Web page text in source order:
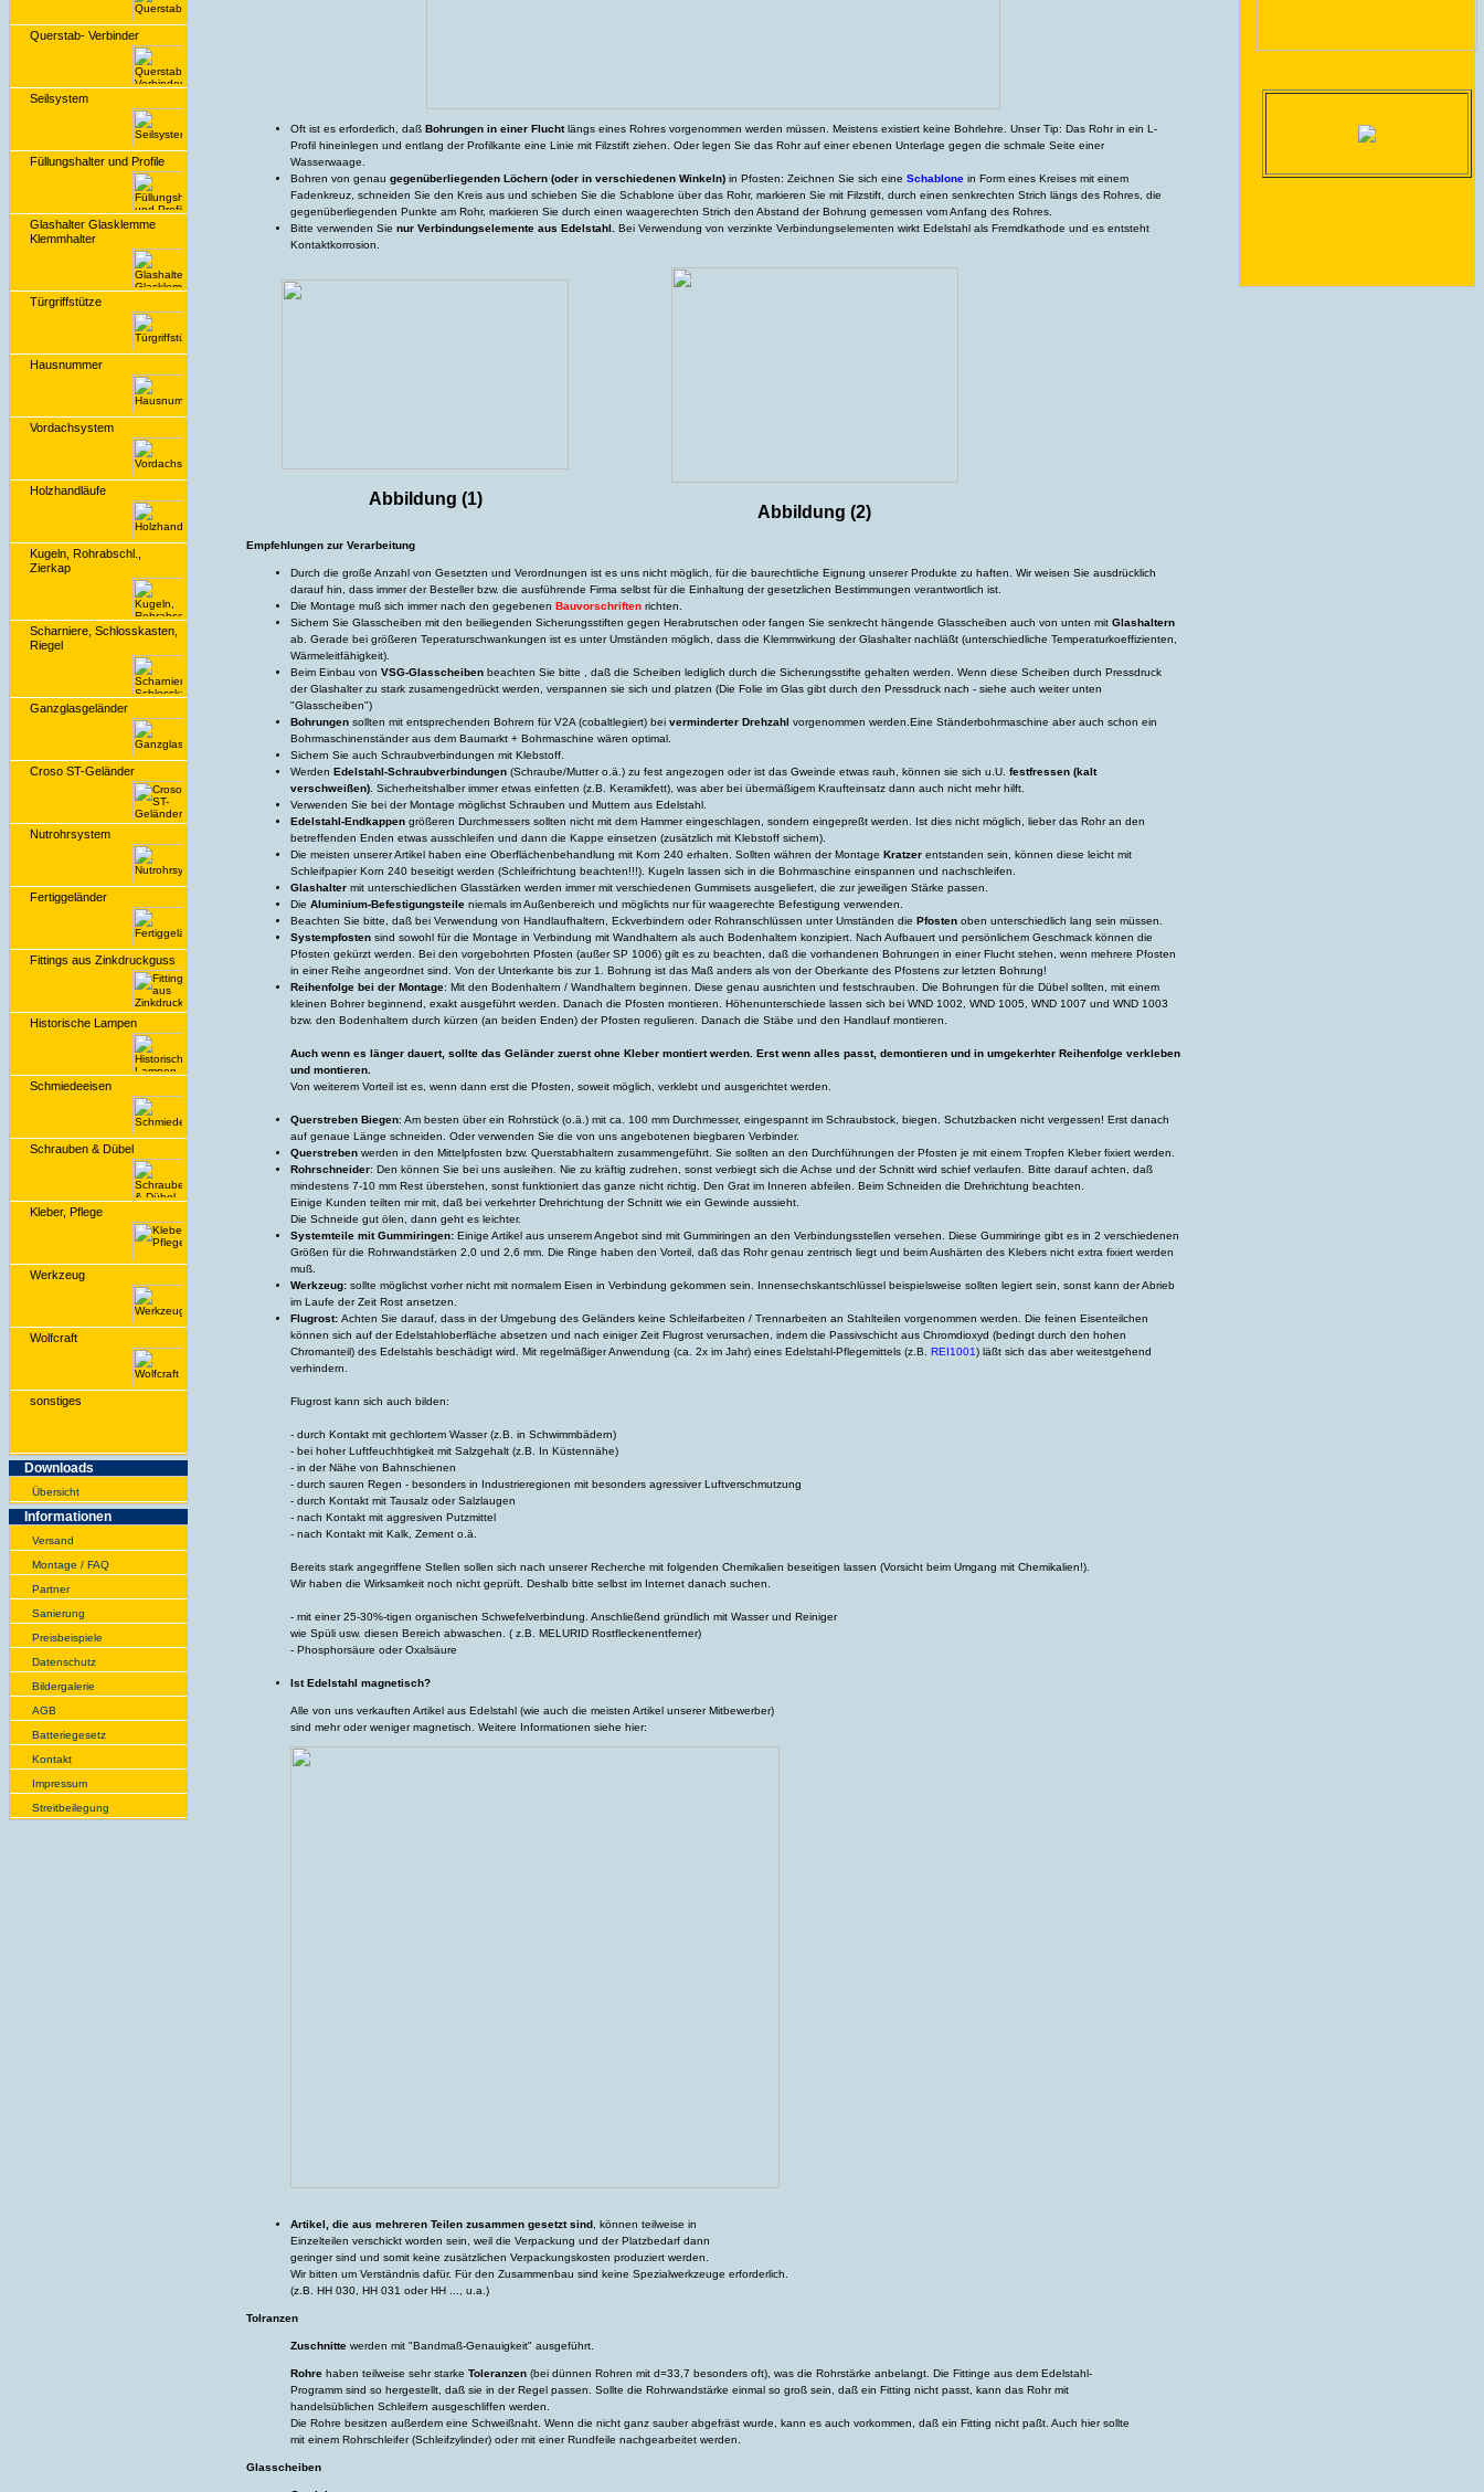
Querstab- Verbinder
Seilsystem
Füllungshalter und Profile
Glashalter Glasklemme
Klemmhalter
Türgriffstütze
Hausnummer
Vordachsystem
Holzhandläufe
Kugeln, Rohrabschl.,
Zierkap
Scharniere, Schlosskasten,
Riegel
Ganzglasgeländer
Croso ST-Geländer
Nutrohrsystem
Fertiggeländer
Fittings aus Zinkdruckguss
Historische Lampen
Schmiedeeisen
Schrauben & Dübel
Kleber, Pflege
Werkzeug
Wolfcraft
sonstiges
Downloads
Übersicht
Infor­ma­tionen
Versand
Montage / FAQ
Partner
Sanie­rung
Preis­beispiele
Daten­schutz
Bilder­galerie
AGB
Batte­rie­gesetz
Kontakt
Impres­sum
Streit­bei­legung
Oft ist es erforderlich, daß Bohrungen in einer Fluchtlängs eines Rohres vorgenommen werden müssen. Meistens existiert keine Bohrlehre. Unser Tip: Das Rohr in ein L-
Profil hineinlegen und entlang der Profilkante eine Linie mit Filzstift ziehen. Oder legen Sie das Rohr auf einer ebenen Unterlage gegen die schmale Seite einer
Wasserwaage.
Bohren von genau gegenüberliegenden Löchern (oder in verschiedenen Winkeln) in Pfosten: Zeichnen Sie sich eine Schablone in Form eines Kreises mit einem
Fadenkreuz, schneiden Sie den Kreis aus und schieben Sie die Schablone über das Rohr, markieren Sie mit Filzstift, durch einen senkrechten Strich längs des Rohres, die
gegenüberliegenden Punkte am Rohr, markieren Sie durch einen waagerechten Strich den Abstand der Bohrung gemessen vom Anfang des Rohres.
Bitte verwenden Sie nur Verbindungselemente aus Edelstahl.
Bei Verwendung von verzinkte Verbindungselementen wirkt Edelstahl als Fremdkathode und es entsteht
Kontaktkorrosion.
Abbildung (1)
Abbildung (2)
Empfehlungen zur Verarbeitung
Durch die große Anzahl von Gesetzten und Verordnungen ist es uns nicht möglich, für die baurechtliche Eignung unserer Produkte zu haften. Wir weisen Sie ausdrücklich
darauf hin, dass immer der Besteller bzw. die ausführende Firma selbst für die Einhaltung der gesetzlichen Bestimmungen verantwortlich ist.
Die Montage muß sich immer nach den gegebenen Bauvorschriften richten.
Sichern Sie Glasscheiben mit den beiliegenden Sicherungsstiften gegen Herabrutschen oder fangen Sie senkrecht hängende Glasscheiben auch von unten mit Glashaltern
ab. Gerade bei größeren Teperaturschwankungen ist es unter Umständen möglich, dass die Klemmwirkung der Glashalter nachläßt (unterschiedliche Temperaturkoeffizienten,
Wärmeleitfähigkeit).
Beim Einbau von VSG-Glasscheiben beachten Sie bitte , daß die Scheiben lediglich durch die Sicherungsstifte gehalten werden. Wenn diese Scheiben durch Pressdruck
der Glashalter zu stark zusamengedrückt werden, verspannen sie sich und platzen (Die Folie im Glas gibt durch den Pressdruck nach - siehe auch weiter unten
"Glasscheiben")
Bohrungen sollten mit entsprechenden Bohrern für V2A (cobaltlegiert) bei verminderter Drehzahl vorgenommen werden.Eine Ständerbohrmaschine aber auch schon ein
Bohrmaschinenständer aus dem Baumarkt + Bohrmaschine wären optimal.
Sichern Sie auch Schraubverbindungen mit Klebstoff.
Werden Edelstahl-Schraubverbindungen (Schraube/Mutter o.ä.) zu fest angezogen oder ist das Gweinde etwas rauh, können sie sich u.U. festfressen (kalt
verschweißen) . Sicherheitshalber immer etwas einfetten (z.B. Keramikfett), was aber bei übermäßigem Kraufteinsatz dann auch nicht mehr hilft.
Verwenden Sie bei der Montage möglichst Schrauben und Muttern aus Edelstahl.
Edelstahl-Endkappen größeren Durchmessers sollten nicht mit dem Hammer eingeschlagen, sondern eingepreßt werden. Ist dies nicht möglich, lieber das Rohr an den
betreffenden Enden etwas ausschleifen und dann die Kappe einsetzen (zusätzlich mit Klebstoff sichern).
Die meisten unserer Artikel haben eine Oberflächenbehandlung mit Korn 240 erhalten. Sollten währen der Montage Kratzer entstanden sein, können diese leicht mit
Schleifpapier Korn 240 beseitigt werden (Schleifrichtung beachten!!!). Kugeln lassen sich in die Bohrmaschine einspannen und nachschleifen.
Glashalter mit unterschiedlichen Glasstärken werden immer mit verschiedenen Gummisets ausgeliefert, die zur jeweiligen Stärke passen.
Die Aluminium-Befestigungsteile niemals im Außenbereich und möglichts nur für waagerechte Befestigung verwenden.
Beachten Sie bitte, daß bei Verwendung von Handlaufhaltern, Eckverbindern oder Rohranschlüssen unter Umständen die Pfosten oben unterschiedlich lang sein müssen.
Systempfosten sind sowohl für die Montage in Verbindung mit Wandhaltern als auch Bodenhaltern konzipiert. Nach Aufbauert und persönlichem Geschmack können die
Pfosten gekürzt werden. Bei den vorgebohrten Pfosten (außer SP 1006) gilt es zu beachten, daß die vorhandenen Bohrungen in einer Flucht stehen, wenn mehrere Pfosten
in einer Reihe angeordnet sind. Von der Unterkante bis zur 1. Bohrung ist das Maß anders als von der Oberkante des Pfostens zur letzten Bohrung!
Reihenfolge bei der Montage: Mit den Bodenhaltern / Wandhaltern beginnen. Diese genau ausrichten und festschrauben. Die Bohrungen für die Dübel sollten, mit einem
kleinen Bohrer beginnend, exakt ausgeführt werden. Danach die Pfosten montieren. Höhenunterschiede lassen sich bei WND 1002, WND 1005, WND 1007 und WND 1003
bzw. den Bodenhaltern durch kürzen (an beiden Enden) der Pfosten regulieren. Danach die Stäbe und den Handlauf montieren.
Auch wenn es länger dauert, sollte das Geländer zuerst ohne Kleber montiert werden. Erst wenn alles passt, demontieren und in umgekerhter Reihenfolge verkleben
und montieren.
Von weiterem Vorteil ist es, wenn dann erst die Pfosten, soweit möglich, verklebt und ausgerichtet werden.
Querstreben Biegen: Am besten über ein Rohrstück (o.ä.) mit ca. 100 mm Durchmesser, eingespannt im Schraubstock, biegen. Schutzbacken nicht vergessen! Erst danach
auf genaue Länge schneiden. Oder verwenden Sie die von uns angebotenen biegbaren Verbinder.
Querstreben werden in den Mittelpfosten bzw. Querstabhaltern zusammengeführt. Sie sollten an den Durchführungen der Pfosten je mit einem Tropfen Kleber fixiert werden.
Rohrschneider: Den können Sie bei uns ausleihen. Nie zu kräftig zudrehen, sonst verbiegt sich die Achse und der Schnitt wird schief verlaufen. Bitte darauf achten, daß
mindestens 7-10 mm Rest überstehen, sonst funktioniert das ganze nicht richtig. Den Grat im Inneren abfeilen. Beim Schneiden die Drehrichtung beachten.
Einige Kunden teilten mir mit, daß bei verkehrter Drehrichtung der Schnitt wie ein Gewinde aussieht.
Die Schneide gut ölen, dann geht es leichter.
Systemteile mit Gummiringen: Einige Artikel aus unserem Angebot sind mit Gummiringen an den Verbindungsstellen versehen. Diese Gummiringe gibt es in 2 verschiedenen
Größen für die Rohrwandstärken 2,0 und 2,6 mm. Die Ringe haben den Vorteil, daß das Rohr genau zentrisch liegt und beim Aushärten des Klebers nicht extra fixiert werden
muß.
Werkzeug: sollte möglichst vorher nicht mit normalem Eisen in Verbindung gekommen sein. Innensechskantschlüssel beispielsweise sollten legiert sein, sonst kann der Abrieb
im Laufe der Zeit Rost ansetzen.
Flugrost: Achten Sie darauf, dass in der Umgebung des Geländers keine Schleifarbeiten / Trennarbeiten an Stahlteilen vorgenommen werden. Die feinen Eisenteilchen
können sich auf der Edelstahloberfläche absetzen und nach einiger Zeit Flugrost verursachen, indem die Passivschicht aus Chromdioxyd (bedingt durch den hohen
Chromanteil) des Edelstahls beschädigt wird. Mit regelmäßiger Anwendung (ca. 2x im Jahr) eines Edelstahl-Pflegemittels (z.B. REI1001) läßt sich das aber weitestgehend
verhindern.
Flugrost kann sich auch bilden:
- durch Kontakt mit gechlortem Wasser (z.B. in Schwimmbädern)
- bei hoher Luftfeuchhtigkeit mit Salzgehalt (z.B. In Küstennähe)
- in der Nähe von Bahnschienen
- durch sauren Regen - besonders in Industrieregionen mit besonders agressiver Luftverschmutzung
- durch Kontakt mit Tausalz oder Salzlaugen
- nach Kontakt mit aggresiven Putzmittel
- nach Kontakt mit Kalk, Zement o.ä.
Bereits stark angegriffene Stellen sollen sich nach unserer Recherche mit folgenden Chemikalien beseitigen lassen (Vorsicht beim Umgang mit Chemikalien!).
Wir haben die Wirksamkeit noch nicht geprüft. Deshalb bitte selbst im Internet danach suchen.
- mit einer 25-30%-tigen organischen Schwefelverbindung. Anschließend gründlich mit Wasser und Reiniger
wie Spüli usw. diesen Bereich abwaschen. ( z.B. MELURID Rostfleckenentferner)
- Phosphorsäure oder Oxalsäure
Ist Edelstahl magnetisch?
Alle von uns verkauften Artikel aus Edelstahl (wie auch die meisten Artikel unserer Mitbewerber)
sind mehr oder weniger magnetisch. Weitere Informationen siehe hier:
Artikel, die aus mehreren Teilen zusammen gesetzt sind , können teilweise in
Einzelteilen verschickt worden sein, weil die Verpackung und der Platzbedarf dann
geringer sind und somit keine zusätzlichen Verpackungskosten produziert werden.
Wir bitten um Verständnis dafür. Für den Zusammenbau sind keine Spezialwerkzeuge erforderlich.
(z.B. HH 030, HH 031 oder HH ..., u.a.)
Tolranzen
Zuschnitte werden mit "Bandmaß-Genauigkeit" ausgeführt.
Rohre haben teilweise sehr starke Toleranzen (bei dünnen Rohren mit d=33,7 besonders oft), was die Rohrstärke anbelangt. Die Fittinge aus dem Edelstahl-
Programm sind so hergestellt, daß sie in der Regel passen. Sollte die Rohrwandstärke einmal so groß sein, daß ein Fitting nicht passt, kann das Rohr mit
handelsüblichen Schleifern ausgeschliffen werden.
Die Rohre besitzen außerdem eine Schweißnaht. Wenn die nicht ganz sauber abgefräst wurde, kann es auch vorkommen, daß ein Fitting nicht paßt. Auch hier sollte
mit einem Rohrschleifer (Schleifzylinder) oder mit einer Rundfeile nachgearbeitet werden.
Glasscheiben